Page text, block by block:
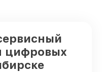
цифровых